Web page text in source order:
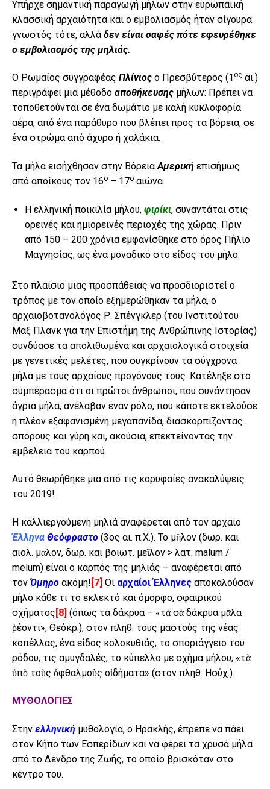
Υπήρχε σημαντική παραγωγή μήλων στην ευρωπαϊκή
κλασσική αρχαιότητα και ο εμβολιασμός ήταν σίγουρα
γνωστός τότε, αλλάδεν είναι σαφές πότε εφευρέθηκε
ο εμβολιασμός της μηλιάς.
Ο Ρωμαίος συγγραφέας Πλίνιος ο Πρεσβύτερος (1 ος αι.)
περιγράφει μια μέθοδο αποθήκευσης μήλων: Πρέπει να
τοποθετούνται σε ένα δωμάτιο με καλή κυκλοφορία
αέρα, από ένα παράθυρο που βλέπει προς τα βόρεια, σε
ένα στρώμα από άχυρο ή χαλάκια.
Τα μήλα εισήχθησαν στην ΒόρειαΑμερική επισήμως
από αποίκους τον 16ο – 17ο αιώνα.
Η ελληνική ποικιλία μήλου, φιρίκι, συναντάται στις
ορεινές και ημιορεινές περιοχές της χώρας. Πριν
από 150 – 200 χρόνια εμφανίσθηκε στο όρος Πήλιο
Μαγνησίας, ως ένα μοναδικό στο είδος του μήλο.
Στο πλαίσιο μιας προσπάθειας να προσδιοριστεί ο
τρόπος με τον οποίο εξημερώθηκαν τα μήλα, ο
αρχαιοβοτανολόγος Ρ. Σπένγκλερ (του Ινστιτούτου
Μαξ Πλανκ για την Επιστήμη της Ανθρώπινης Ιστορίας)
συνδύασε τα απολιθωμένα και αρχαιολογικά στοιχεία
με γενετικές μελέτες, που συγκρίνουν τα σύγχρονα
μήλα με τους αρχαίους προγόνους τους. Κατέληξε στο
συμπέρασμα ότι οι πρώτοι άνθρωποι, που συνάντησαν
άγρια ​​μήλα, ανέλαβαν έναν ρόλο, που κάποτε εκτελούσε
η πλέον εξαφανισμένη μεγαπανίδα, διασκορπίζοντας
σπόρους και γύρη και, ακούσια, επεκτείνοντας την
εμβέλεια του καρπού.
Αυτό θεωρήθηκε μια από τις κορυφαίες ανακαλύψεις
του 2019!
Η καλλιεργούμενη μηλιά αναφέρεται από τον αρχαίο
Έλληνα Θεόφραστο (3oς αι. π.Χ.). Το μῆλον (δωρ. και
αιολ. μᾱλον, δωρ. και βοιωτ. μεῖλον > λατ. malum /
melum) είναι ο καρπός της μηλιάς – αναφέρεται από
τον Όμηρο ακόμη! [7] Οι αρχαίοι Έλληνες αποκαλούσαν
μήλο κάθε τι το εκλεκτό και όμορφο, σφαιρικού
σχήματος [8] (όπως τα δάκρυα – «τὰ σὰ δάκρυα μᾱλα
ῥέοντι», Θεόκρ.), στον πληθ. τους μαστούς της νέας
κοπέλλας, ένα είδος κολοκυθιάς, το σποριάγγειο του
ρόδου, τις αμυγδαλές, το κύπελλο με σχήμα μήλου, «τὰ
ὑπὸ τοὺς ὀφθαλμοὺς οἰδήματα» (στον πληθ. Ησύχ.).
ΜΥΘΟΛΟΓΙΕΣ
Στην ελληνική μυθολογία, ο Ηρακλής, έπρεπε να πάει
στον Κήπο των Εσπερίδων και να φέρει τα χρυσά μήλα
από το Δένδρο της Ζωής, το οποίο βρισκόταν στο
κέντρο του.